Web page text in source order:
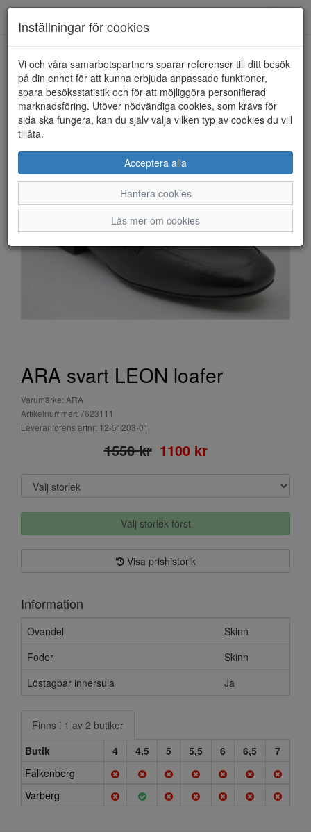
HEM ARA
ARA svart LEON loafer
Varumärke: ARA
Artikelnummer: 7623111
Leverantörens artnr: 12-51203-01
1550 kr 1100 kr
Välj storlek först
Visa prishistorik
Information
Ovandel
Skinn
Foder
Skinn
Löstagbar innersula
Ja
Finns i 1 av 2 butiker
Butik
4 4,5 5 5,5 6 6,5
7
Falkenberg
Varberg
Inställningar för cookies
Vi och våra samarbetspartners sparar referenser till ditt besök
på din enhet för att kunna erbjuda anpassade funktioner,
spara besöksstatistik och för att möjliggöra personifierad
marknadsföring. Utöver nödvändiga cookies, som krävs för
sida ska fungera, kan du själv välja vilken typ av cookies du vill
tillåta.
Acceptera alla
Hantera cookies
Läs mer om cookies